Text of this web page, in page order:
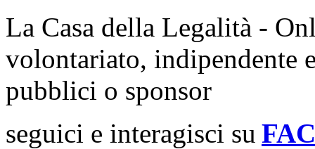
La Casa della Legalità -
volontariato, indipendente
pubblici o sponsor
seguici e interagisci su